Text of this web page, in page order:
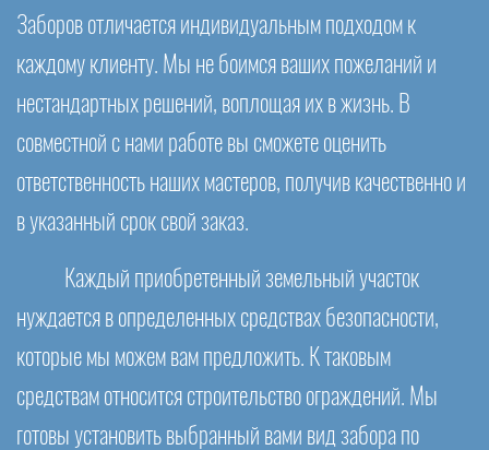
Заборов отличается индивидуальным подходом к
каждому клиенту. Мы не боимся ваших пожеланий и
нестандартных решений, воплощая их в жизнь. В
совместной с нами работе вы сможете оценить
ответственность наших мастеров, получив качественно и
в указанный срок свой заказ.
Каждый приобретенный земельный участок
нуждается в определенных средствах безопасности,
которые мы можем вам предложить. К таковым
средствам относится строительство ограждений. Мы
готовы установить выбранный вами вид забора по